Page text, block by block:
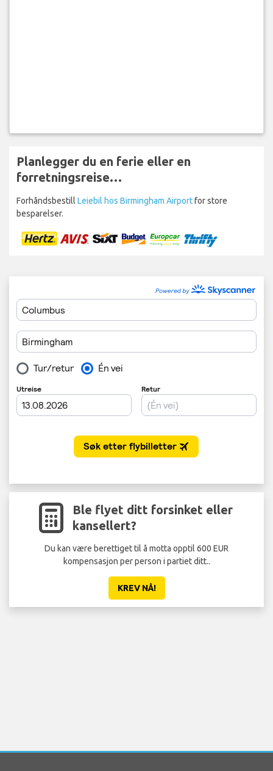
Planlegger du en ferie eller en
forretningsreise…
Forhåndsbestill Leiebil hos Birmingham Airportfor store
besparelser.
Ble flyet ditt forsinket eller
kansellert?
Du kan være berettiget til å motta opptil 600 EUR
kompensasjon per person i partiet ditt..
KREV NÅ!